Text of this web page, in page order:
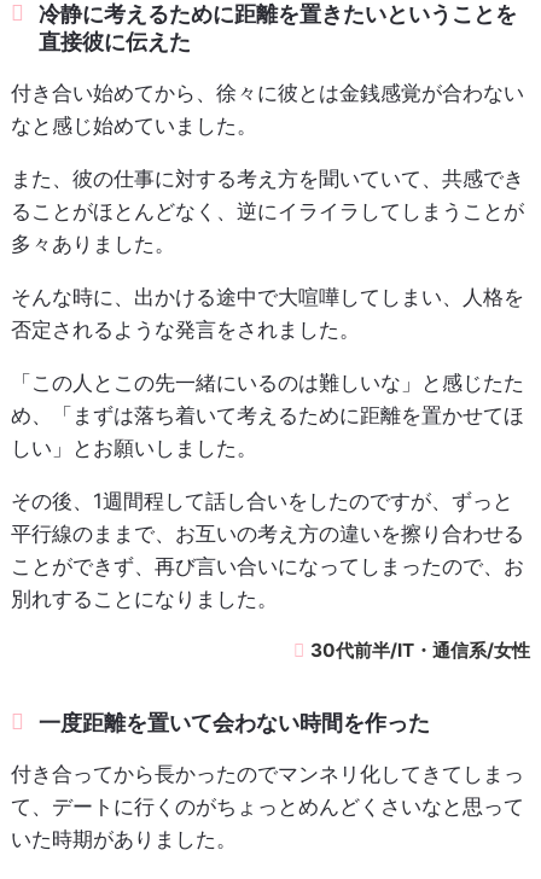
冷静に考えるために距離を置きたいということを
直接彼に伝えた
付き合い始めてから、徐々に彼とは金銭感覚が合わない
なと感じ始めていました。
また、彼の仕事に対する考え方を聞いていて、共感でき
ることがほとんどなく、逆にイライラしてしまうことが
多々ありました。
そんな時に、出かける途中で大喧嘩してしまい、人格を
否定されるような発言をされました。
「この人とこの先一緒にいるのは難しいな」と感じたた
め、「まずは落ち着いて考えるために距離を置かせてほ
しい」とお願いしました。
その後、1週間程して話し合いをしたのですが、ずっと
平行線のままで、お互いの考え方の違いを擦り合わせる
ことができず、再び言い合いになってしまったので、お
別れすることになりました。
30代前半/IT・通信系/女性
一度距離を置いて会わない時間を作った
付き合ってから長かったのでマンネリ化してきてしまっ
て、デートに行くのがちょっとめんどくさいなと思って
いた時期がありました。